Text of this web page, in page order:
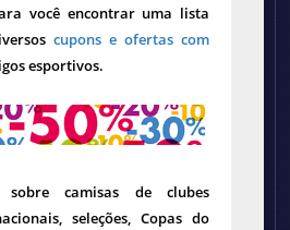
você encontrar uma lista
cupons e ofertas com
esportivos.
sobre camisas de clubes
seleções, Copas do